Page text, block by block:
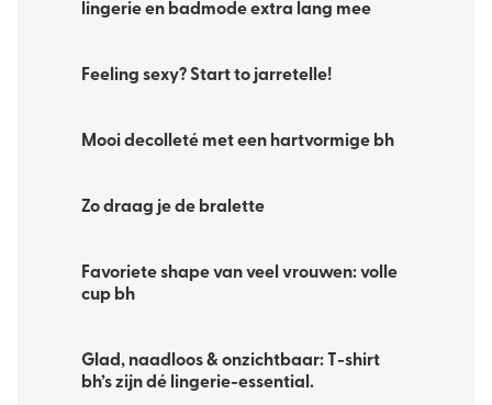
lingerie en badmode extra lang mee
Feeling sexy? Start to jarretelle!
Mooi decolleté met een hartvormige bh
Zo draag je de bralette
Favoriete shape van veel vrouwen: volle
cup bh
Glad, naadloos & onzichtbaar: T-shirt
bh’s zijn dé lingerie-essential.​